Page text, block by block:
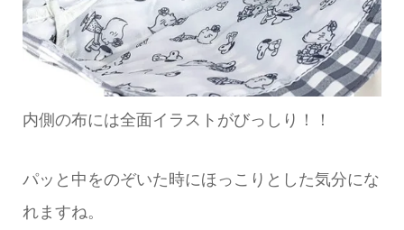
内側の布には全面イラストがびっしり！！
パッと中をのぞいた時にほっこりとした気分にな
れますね。